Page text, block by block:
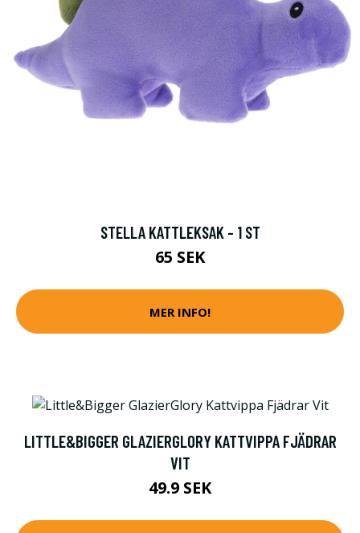
STELLA KATTLEKSAK - 1 ST
65 SEK
MER INFO!
LITTLE&BIGGER GLAZIERGLORY KATTVIPPA FJÄDRAR
VIT
49.9 SEK